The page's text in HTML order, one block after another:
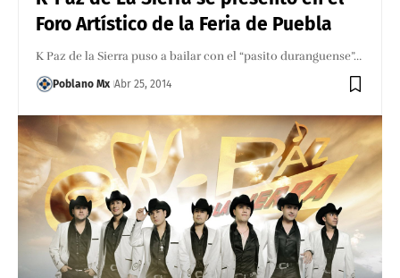
Foro Artístico de la Feria de Puebla
K Paz de la Sierra puso a bailar con el “pasito duranguense”…
Poblano Mx Abr 25, 2014